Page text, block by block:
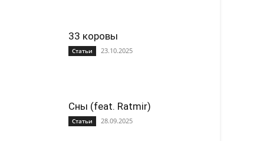
33 коровы
Статьи 23.10.2025
Сны (feat. Ratmir)
Статьи 28.09.2025